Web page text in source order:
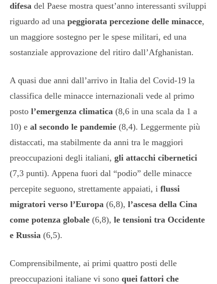
difesa del Paese mostra quest’anno interessanti sviluppi
riguardo ad una peggiorata percezione delle minacce,
un maggiore sostegno per le spese militari, ed una
sostanziale approvazione del ritiro dall’Afghanistan.
A quasi due anni dall’arrivo in Italia del Covid-19 la
classifica delle minacce internazionali vede al primo
posto l’emergenza climatica (8,6 in una scala da 1 a
10) e al secondo le pandemie (8,4). Leggermente più
distaccati, ma stabilmente da anni tra le maggiori
preoccupazioni degli italiani, gli attacchi cibernetici
(7,3 punti). Appena fuori dal “podio” delle minacce
percepite seguono, strettamente appaiati, i flussi
migratori verso l’Europa (6,8), l’ascesa della Cina
come potenza globale (6,8), le tensioni tra Occidente
e Russia (6,5).
Comprensibilmente, ai primi quattro posti delle
preoccupazioni italiane vi sono quei fattori che